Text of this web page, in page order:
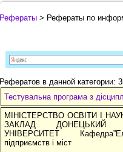
Рефераты > Рефераты по
Рефератов в данной категории:
Тестувальна програма з
МІНІСТЕРСТВО ОСВІТИ І
ЗАКЛАД ДОНЕЦЬКИЙ
УНІВЕРСИТЕТ
підприємств і міст